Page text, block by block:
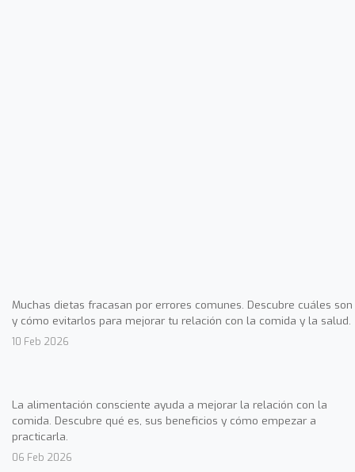
Muchas dietas fracasan por errores comunes. Descubre cuáles son
y cómo evitarlos para mejorar tu relación con la comida y la salud.
10 Feb 2026
La alimentación consciente ayuda a mejorar la relación con la
comida. Descubre qué es, sus beneficios y cómo empezar a
practicarla.
06 Feb 2026